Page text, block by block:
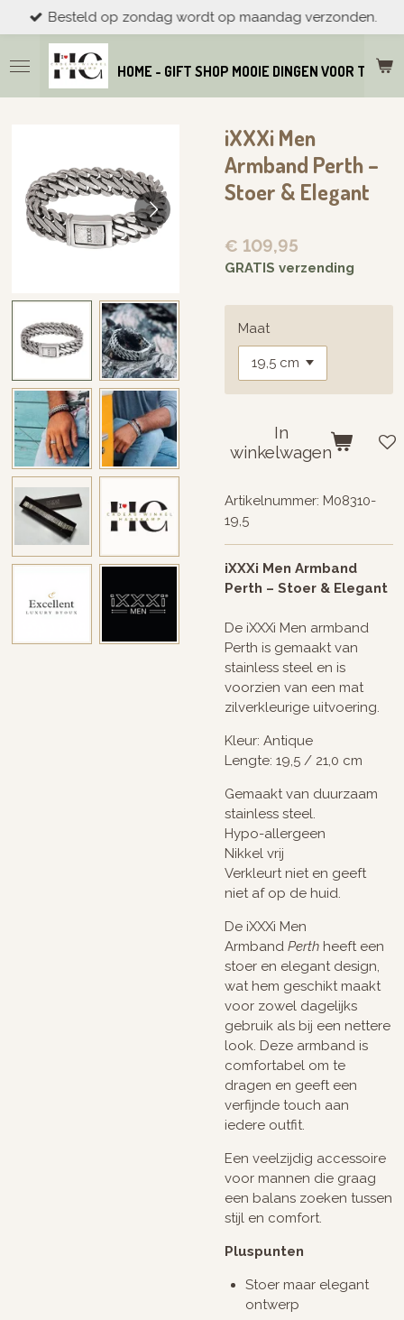
direct
naar
de
hoofdinhoud
HOME - GIFT SHOP MOOIE DINGEN VOOR THUIS
Besteld op zondag wordt op maandag verzonden.
iXXXi Men
Armband Perth –
Stoer & Elegant
€ 109,95
GRATIS verzending
Maat
In
winkelwagen
Artikelnummer: M08310-
19,5
iXXXi Men Armband
Perth – Stoer & Elegant
De iXXXi Men armband
Perth is gemaakt van
stainless steel en is
voorzien van een mat
zilverkleurige uitvoering.
Kleur: Antique
Lengte: 19,5 / 21,0 cm
Gemaakt van duurzaam
stainless steel.
Hypo-allergeen
Nikkel vrij
Verkleurt niet en geeft
niet af op de huid.
De iXXXi Men
Armband Perth heeft een
stoer en elegant design,
wat hem geschikt maakt
voor zowel dagelijks
gebruik als bij een nettere
look. Deze armband is
comfortabel om te
dragen en geeft een
verfijnde touch aan
iedere outfit.
Een veelzijdig accessoire
voor mannen die graag
een balans zoeken tussen
stijl en comfort.
Pluspunten
Stoer maar elegant
ontwerp